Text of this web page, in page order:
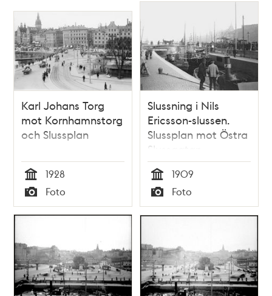
Karl Johans Torg
mot Kornhamnstorg
och Slussplan
Tid
1928
Typ
Foto
Slussning i Nils
Ericsson-slussen.
Slussplan mot Östra
Slussgatan
Tid
1909
Typ
Foto